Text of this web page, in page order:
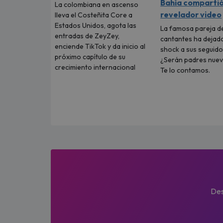
La colombiana en ascenso
lleva el Costeñita Core a
Estados Unidos, agota las
entradas de ZeyZey,
enciende TikTok y da inicio al
próximo capítulo de su
crecimiento internacional
Bahía
revelador video
La famosa pareja
cantantes ha
shock a sus
¿Serán padres
Te lo contamos.